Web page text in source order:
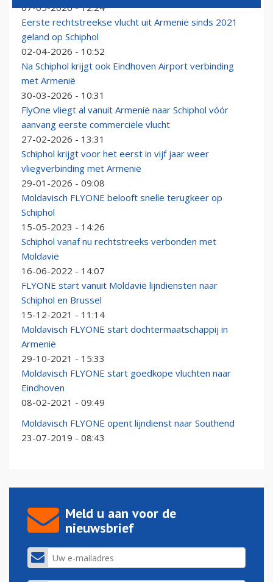
07-05-2026 - 12:24
Eerste rechtstreekse vlucht uit Armenië sinds 2021
geland op Schiphol
02-04-2026 - 10:52
Na Schiphol krijgt ook Eindhoven Airport verbinding
met Armenië
30-03-2026 - 10:31
FlyOne vliegt al vanuit Armenië naar Schiphol vóór
aanvang eerste commerciële vlucht
27-02-2026 - 13:31
Schiphol krijgt voor het eerst in vijf jaar weer
vliegverbinding met Armenië
29-01-2026 - 09:08
Moldavisch FLYONE belooft snelle terugkeer op
Schiphol
15-05-2023 - 14:26
Schiphol vanaf nu rechtstreeks verbonden met
Moldavië
16-06-2022 - 14:07
FLYONE start vanuit Moldavië lijndiensten naar
Schiphol en Brussel
15-12-2021 - 11:14
Moldavisch FLYONE start dochtermaatschappij in
Armenië
29-10-2021 - 15:33
Moldavisch FLYONE start goedkope vluchten naar
Eindhoven
08-02-2021 - 09:49
Moldavisch FLYONE opent lijndienst naar Southend
23-07-2019 - 08:43
Meld u aan voor de
nieuwsbrief